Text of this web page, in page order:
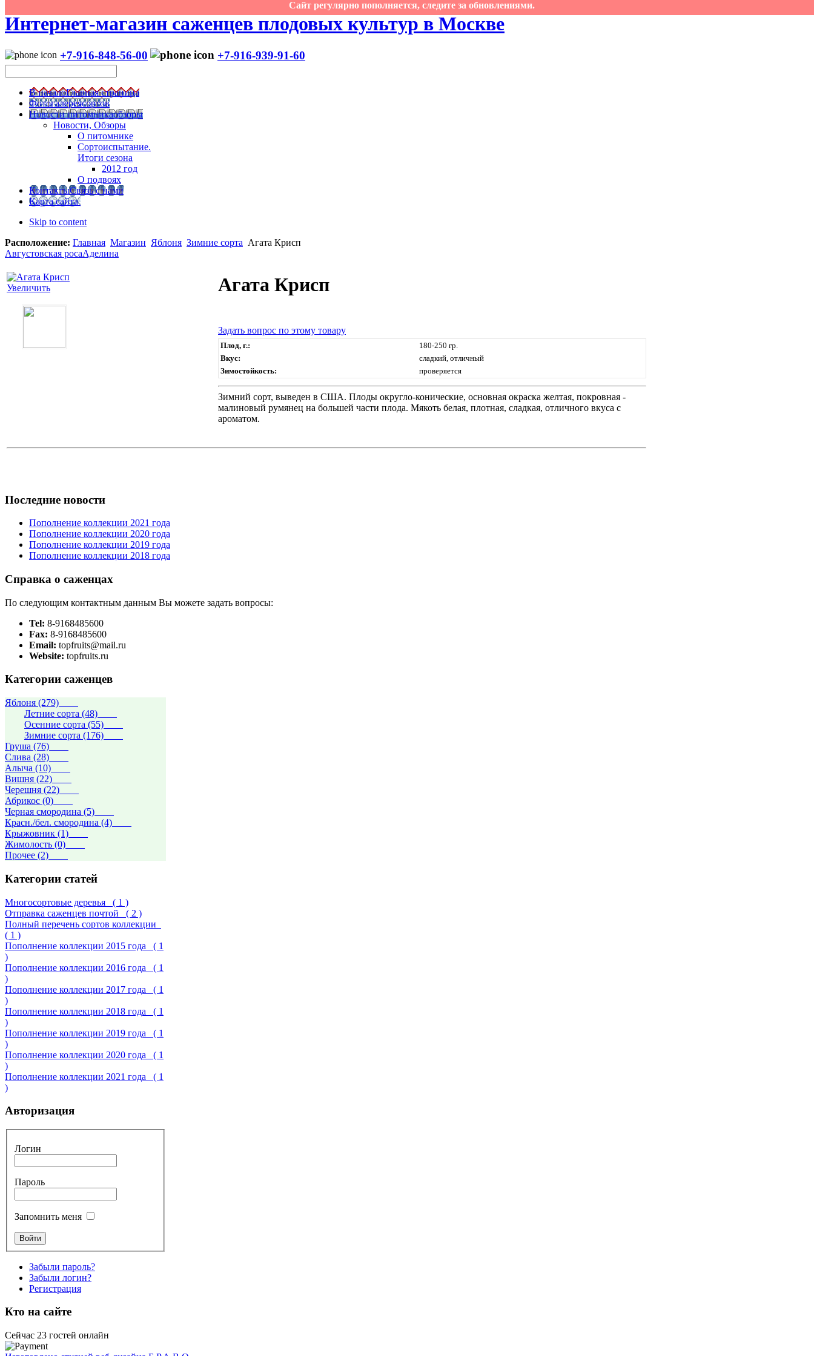
Сайт регулярно пополняется, следите за обновлениями.
Интернет-магазин саженцев плодовых культур в Москве
+7-916-848-56-00 +7-916-939-91-60
В началоГлавная страница
Фотогалереясортов
Новости питомникаобзоры
Новости, Обзоры
О питомнике
Сортоиспытание.
Итоги сезона
2012 год
О подвоях
КонтактыСвязь с нами
Карта сайта
Skip to content
Расположение: Главная Магазин Яблоня Зимние сорта Агата Крисп
Августовская росаАделина
Увеличить Агата Крисп
Задать вопрос по этому товару
Плод, г.:
180-250 гр.
Вкус:
сладкий, отличный
Зимостойкость:
проверяется
Зимний сорт, выведен в США. Плоды округло-конические, основная окраска желтая, покровная -
малиновый румянец на большей части плода. Мякоть белая, плотная, сладкая, отличного вкуса с
ароматом.
Последние новости
Пополнение коллекции 2021 года
Пополнение коллекции 2020 года
Пополнение коллекции 2019 года
Пополнение коллекции 2018 года
Справка о саженцах
По следующим контактным данным Вы можете задать вопросы:
Tel: 8-9168485600
Fax: 8-9168485600
Email: topfruits@mail.ru
Website: topfruits.ru
Категории саженцев
Яблоня (279)
Летние сорта (48)
Осенние сорта (55)
Зимние сорта (176)
Груша (76)
Слива (28)
Алыча (10)
Вишня (22)
Черешня (22)
Абрикос (0)
Черная смородина (5)
Красн./бел. смородина (4)
Крыжовник (1)
Жимолость (0)
Прочее (2)
Категории статей
Многосортовые деревья ( 1 )
Отправка саженцев почтой ( 2 )
Полный перечень сортов коллекции
( 1 )
Пополнение коллекции 2015 года ( 1
)
Пополнение коллекции 2016 года ( 1
)
Пополнение коллекции 2017 года ( 1
)
Пополнение коллекции 2018 года ( 1
)
Пополнение коллекции 2019 года ( 1
)
Пополнение коллекции 2020 года ( 1
)
Пополнение коллекции 2021 года ( 1
)
Авторизация
Логин
Пароль
Запомнить меня
Забыли пароль?
Забыли логин?
Регистрация
Кто на сайте
Сейчас 23 гостей онлайн